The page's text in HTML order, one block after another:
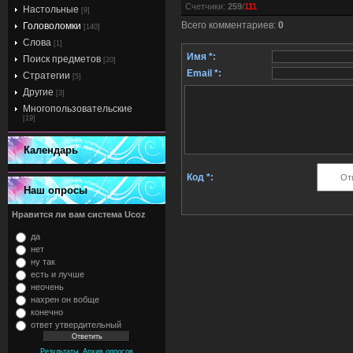
Настольные [9]
Головоломки [140]
Слова [1]
Поиск предметов [20]
Стратегии [5]
Другие [3]
Многопользовательские
[19]
Календарь
Наш опросы
Нравится ли вам система Ucoz
да
нет
ну так
есть и лучше
неочень
нахрен он вобще
конечно
ответ утвердительный
Результаты Архив опросов
Счетчики: 259/111
Всего комментариев: 0
Имя *:
Email *:
Код *: